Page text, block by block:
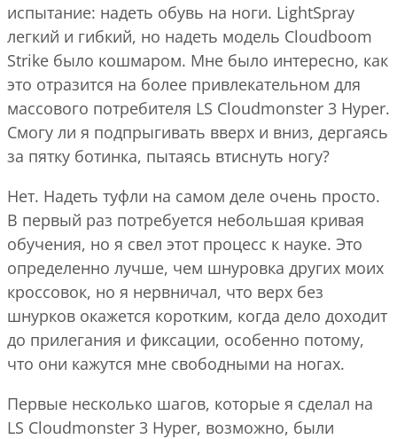
испытание: надеть обувь на ноги. LightSpray
легкий и гибкий, но надеть модель Cloudboom
Strike было кошмаром. Мне было интересно, как
это отразится на более привлекательном для
массового потребителя LS Cloudmonster 3 Hyper.
Смогу ли я подпрыгивать вверх и вниз, дергаясь
за пятку ботинка, пытаясь втиснуть ногу?
Нет. Надеть туфли на самом деле очень просто.
В первый раз потребуется небольшая кривая
обучения, но я свел этот процесс к науке. Это
определенно лучше, чем шнуровка других моих
кроссовок, но я нервничал, что верх без
шнурков окажется коротким, когда дело доходит
до прилегания и фиксации, особенно потому,
что они кажутся мне свободными на ногах.
Первые несколько шагов, которые я сделал на
LS Cloudmonster 3 Hyper, возможно, были